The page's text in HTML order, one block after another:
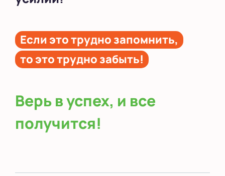
Если это трудно запомнить,
то это трудно забыть!
Верь в успех, и все
получится!